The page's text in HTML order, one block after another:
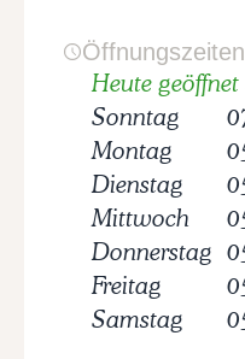
Öffnungszeiten
Heute
Sonntag
Montag
Dienstag
Mittwoch
Donnerstag
Freitag
Samstag